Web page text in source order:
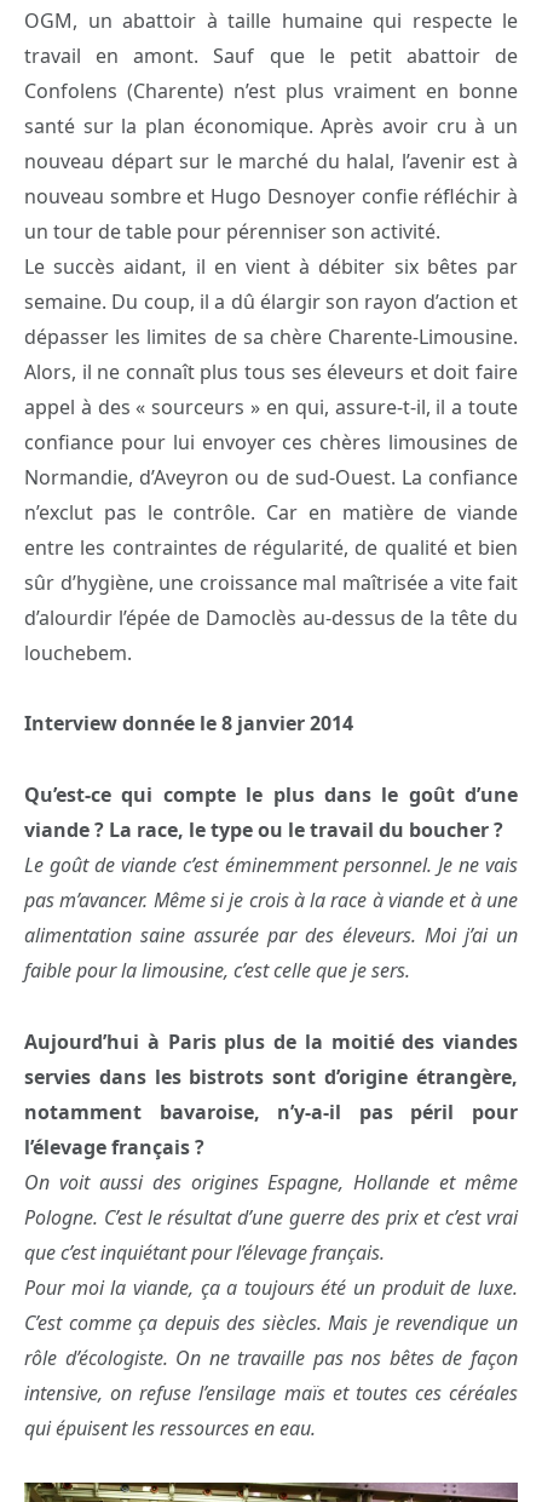
OGM, un abattoir à taille humaine qui respecte le
travail en amont. Sauf que le petit abattoir de
Confolens (Charente) n’est plus vraiment en bonne
santé sur la plan économique. Après avoir cru à un
nouveau départ sur le marché du halal, l’avenir est à
nouveau sombre et Hugo Desnoyer confie réfléchir à
un tour de table pour pérenniser son activité.
Le succès aidant, il en vient à débiter six bêtes par
semaine. Du coup, il a dû élargir son rayon d’action et
dépasser les limites de sa chère Charente-Limousine.
Alors, il ne connaît plus tous ses éleveurs et doit faire
appel à des « sourceurs » en qui, assure-t-il, il a toute
confiance pour lui envoyer ces chères limousines de
Normandie, d’Aveyron ou de sud-Ouest. La confiance
n’exclut pas le contrôle. Car en matière de viande
entre les contraintes de régularité, de qualité et bien
sûr d’hygiène, une croissance mal maîtrisée a vite fait
d’alourdir l’épée de Damoclès au-dessus de la tête du
louchebem.
Interview donnée le 8 janvier 2014
Qu’est-ce qui compte le plus dans le goût d’une
viande ? La race, le type ou le travail du boucher ?
Le goût de viande c’est éminemment personnel. Je ne vais
pas m’avancer. Même si je crois à la race à viande et à une
alimentation saine assurée par des éleveurs. Moi j’ai un
faible pour la limousine, c’est celle que je sers.
Aujourd’hui à Paris plus de la moitié des viandes
servies dans les bistrots sont d’origine étrangère,
notamment bavaroise, n’y-a-il pas péril pour
l’élevage français ?
On voit aussi des origines Espagne, Hollande et même
Pologne. C’est le résultat d’une guerre des prix et c’est vrai
que c’est inquiétant pour l’élevage français.
Pour moi la viande, ça a toujours été un produit de luxe.
C’est comme ça depuis des siècles. Mais je revendique un
rôle d’écologiste. On ne travaille pas nos bêtes de façon
intensive, on refuse l’ensilage maïs et toutes ces céréales
qui épuisent les ressources en eau.